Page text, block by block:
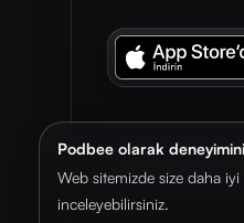
Podbee olarak
Web sitemizde size daha
inceleyebilirsiniz.
© 2026. Podbee Media.